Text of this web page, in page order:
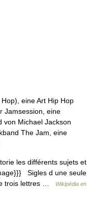
eine Art Hip Hop
Jamsession, eine
von Michael Jackson
The Jam, eine
les différents sujets et
Sigles d une seule
trois lettres …
Wikipédia en